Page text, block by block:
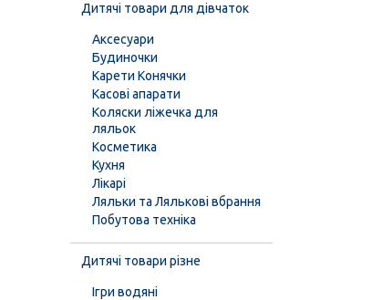
Дитячі товари для дівчаток
Аксесуари
Будиночки
Карети Конячки
Касові апарати
Коляски ліжечка для
ляльок
Косметика
Кухня
Лікарі
Ляльки та Лялькові вбрання
Побутова техніка
Дитячі товари різне
Ігри водяні